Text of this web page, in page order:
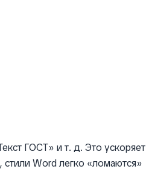
ГОСТ» и т. д. Это ускоряет
Word легко «ломаются»